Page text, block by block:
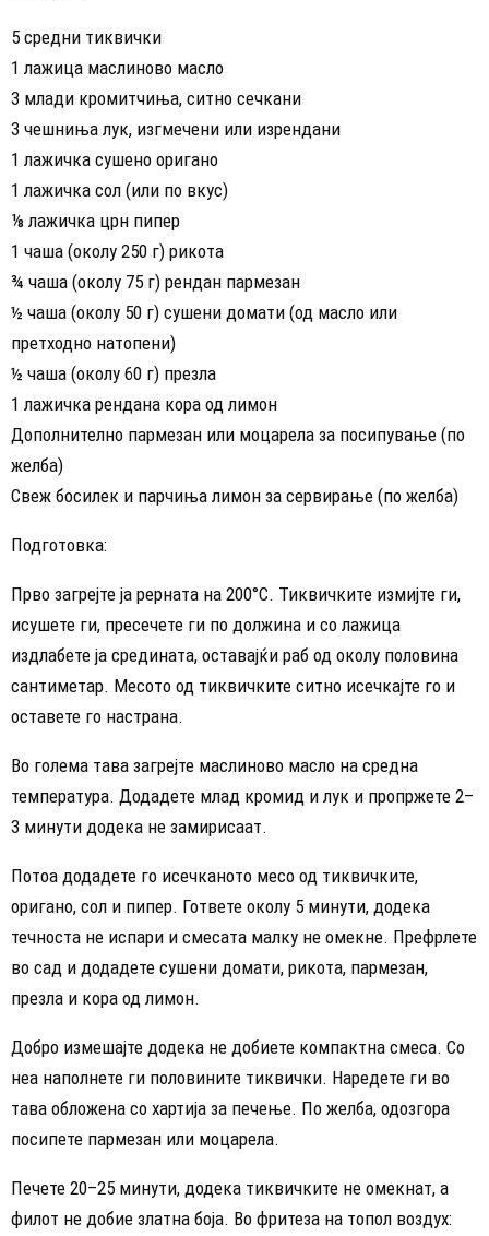
5 средни тиквички
1 лажица маслиново масло
3 млади кромитчиња, ситно сечкани
3 чешниња лук, изгмечени или изрендани
1 лажичка сушено оригано
1 лажичка сол (или по вкус)
⅛ лажичка црн пипер
1 чаша (околу 250 г) рикота
¾ чаша (околу 75 г) рендан пармезан
½ чаша (околу 50 г) сушени домати (од масло или
претходно натопени)
½ чаша (околу 60 г) презла
1 лажичка рендана кора од лимон
Дополнително пармезан или моцарела за посипување (по
желба)
Свеж босилек и парчиња лимон за сервирање (по желба)
Подготовка:
Прво загрејте ја рерната на 200°C. Тиквичките измијте ги,
исушете ги, пресечете ги по должина и со лажица
издлабете ја средината, оставајќи раб од околу половина
сантиметар. Месото од тиквичките ситно исечкајте го и
оставете го настрана.
Во голема тава загрејте маслиново масло на средна
температура. Додадете млад кромид и лук и пропржете 2–
3 минути додека не замирисаат.
Потоа додадете го исечканото месо од тиквичките,
оригано, сол и пипер. Гответе околу 5 минути, додека
течноста не испари и смесата малку не омекне. Префрлете
во сад и додадете сушени домати, рикота, пармезан,
презла и кора од лимон.
Добро измешајте додека не добиете компактна смеса. Со
неа наполнете ги половините тиквички. Наредете ги во
тава обложена со хартија за печење. По желба, одозгора
посипете пармезан или моцарела.
Печете 20–25 минути, додека тиквичките не омекнат, а
филот не добие златна боја. Во фритеза на топол воздух: